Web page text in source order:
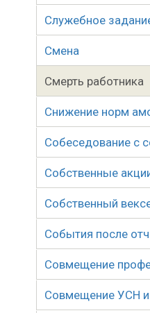
Служебное
Смена
Смерть работника
Снижение норм
Собеседование с
Собственные
Собственный
События после
Совмещение
Совмещение УСН